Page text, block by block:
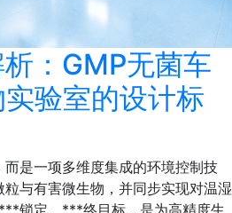
：GMP无菌车
验室的设计标
是一项多维度集成的环境控制技
与有害微生物，并同步实现对温湿